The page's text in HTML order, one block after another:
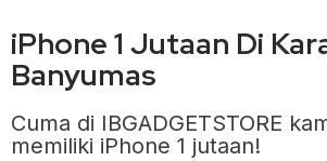
iPhone 1 Jutaan Di
Banyumas
Cuma di IBGADGETSTORE
memiliki iPhone 1 jutaan!